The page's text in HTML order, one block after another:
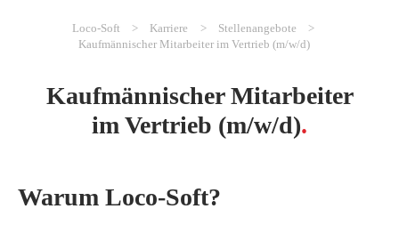
zum Inhalt springen
Loco-Soft Karriere
Stellenangebote
Kaufmännischer Mitarbeiter im Vertrieb (m/w/d)
Kaufmännischer Mitarbeiter
im Vertrieb (m/w/d).
Warum Loco-Soft?